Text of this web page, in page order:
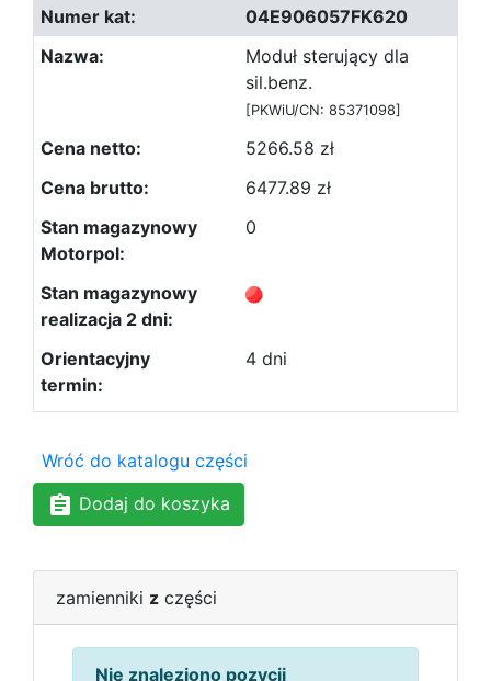
04E906057FK620
Moduł sterujący dla
sil.benz.
[PKWiU/CN: 85371098]
5266.58 zł
6477.89 zł
0
4 dni
Wróć do katalogu części
Dodaj do koszyka
zamienniki z części
Nie znaleziono pozycji